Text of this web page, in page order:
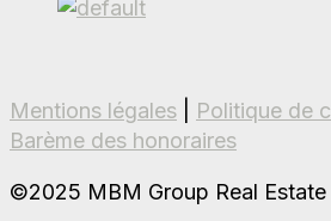
Mentions légales Politique de
Barème des honoraires
©2025 MBM Group Real Estate